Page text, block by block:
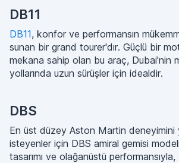
DB11
DB11, konfor ve performansın
sunan bir grand tourer'dır. Güçlü bir
mekana sahip olan bu araç, Dubai'nin
yollarında uzun sürüşler için idealdir.
DBS
En üst düzey Aston Martin deneyimini
isteyenler için DBS amiral gemisi
tasarımı ve olağanüstü